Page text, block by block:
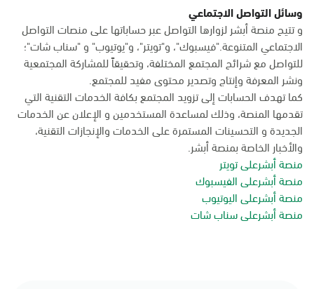
وسائل التواصل الاجتماعي
و تتيح منصة أبشر لزوارها التواصل عبر حساباتها على منصات التواصل
الاجتماعي المتنوعة."فيسبوك"، و"تويتر"، و"يوتيوب" و "سناب شات"؛
للتواصل مع شرائح المجتمع المختلفة، وتحقيقاً للمشاركة المجتمعية
ونشر المعرفة وإنتاج وتصدير محتوى مفيد للمجتمع.
كما تهدف الحسابات إلى تزويد المجتمع بكافة الخدمات التقنية التي
تقدمها المنصة، وذلك لمساعدة المستخدمين و الإعلان عن الخدمات
الجديدة و التحسينات المستمرة على الخدمات والإنجازات التقنية،
والأخبار الخاصة بمنصة أبشر.
منصة أبشرعلى تويتر
منصة أبشرعلى الفيسبوك
منصة أبشرعلى اليوتيوب
منصة أبشرعلى سناب شات